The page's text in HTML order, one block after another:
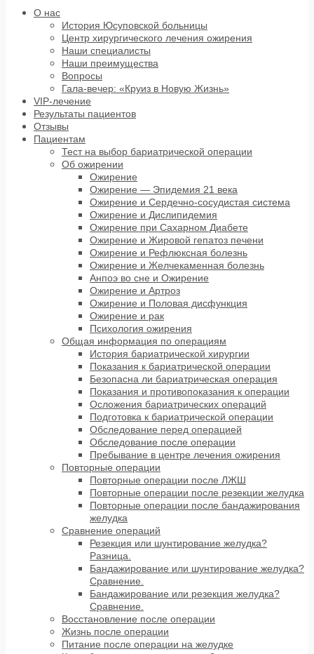
О нас
История Юсуповской больницы
Центр хирургического лечения ожирения
Наши специалисты
Наши преимущества
Вопросы
Гала-вечер: «Круиз в Новую Жизнь»
VIP-лечение
Результаты пациентов
Отзывы
Пациентам
Тест на выбор бариатрической операции
Об ожирении
Ожирение
Ожирение — Эпидемия 21 века
Ожирение и Сердечно-сосудистая система
Ожирение и Дислипидемия
Ожирение при Сахарном Диабете
Ожирение и Жировой гепатоз печени
Ожирение и Рефлюксная болезнь
Ожирение и Желчекаменная болезнь
Анпоэ во сне и Ожирение
Ожирение и Артроз
Ожирение и Половая дисфункция
Ожирение и рак
Психология ожирения
Общая информация по операциям
История бариатрической хирургии
Показания к бариатрической операции
Безопасна ли бариатрическая операция
Показания и противопоказания к операции
Осложения бариатрических операций
Подготовка к бариатрической операции
Обследование перед операцией
Обследование после операции
Пребывание в центре лечения ожирения
Повторные операции
Повторные операции после ЛЖШ
Повторные операции после резекции желудка
Повторные операции после бандажирования
желудка
Сравнение операций
Резекция или шунтирование желудка?
Разница.
Бандажирование или шунтирование желудка?
Сравнение.
Бандажирование или резекция желудка?
Сравнение.
Восстановление после операции
Жизнь после операции
Питание после операции на желудке